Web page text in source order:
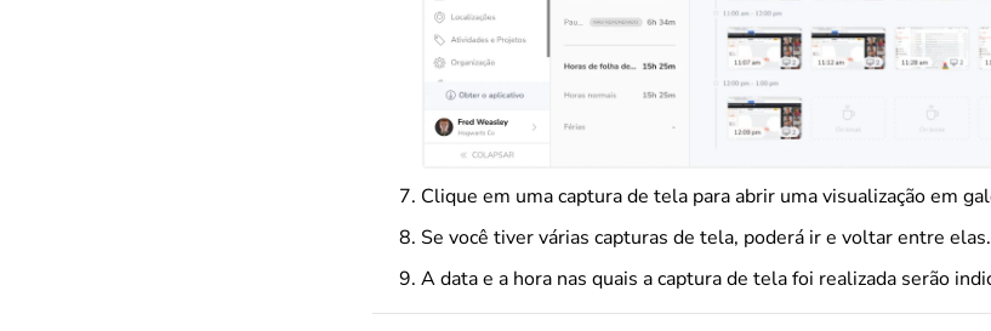
Clique em uma captura de tela para abrir uma visualização em
Se você tiver várias capturas de tela, poderá ir e voltar entre elas.
A data e a hora nas quais a captura de tela foi realizada serão